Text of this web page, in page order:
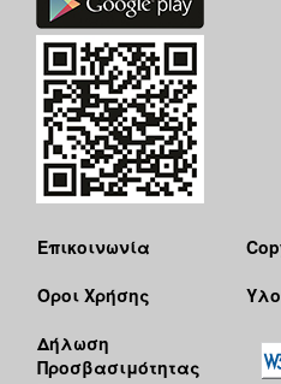
Επικοινωνία
Όροι Χρήσης
Δήλωση
Προσβασιμότητας